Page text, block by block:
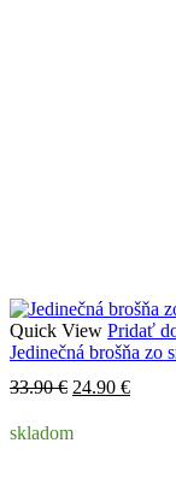
Quick View Pridať
Jedinečná brošňa zo
33.90€ Pôvodná
bola:
24.90 €
skladom